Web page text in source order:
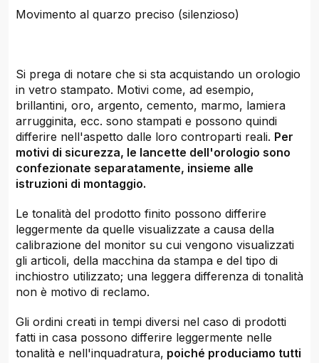
Movimento al quarzo preciso (silenzioso)
Si prega di notare che si sta acquistando un orologio
in vetro stampato. Motivi come, ad esempio,
brillantini, oro, argento, cemento, marmo, lamiera
arrugginita, ecc. sono stampati e possono quindi
differire nell'aspetto dalle loro controparti reali. Per
motivi di sicurezza, le lancette dell'orologio sono
confezionate separatamente, insieme alle
istruzioni di montaggio.
Le tonalità del prodotto finito possono differire
leggermente da quelle visualizzate a causa della
calibrazione del monitor su cui vengono visualizzati
gli articoli, della macchina da stampa e del tipo di
inchiostro utilizzato; una leggera differenza di tonalità
non è motivo di reclamo.
Gli ordini creati in tempi diversi nel caso di prodotti
fatti in casa possono differire leggermente nelle
tonalità e nell'inquadratura, poiché produciamo tutti